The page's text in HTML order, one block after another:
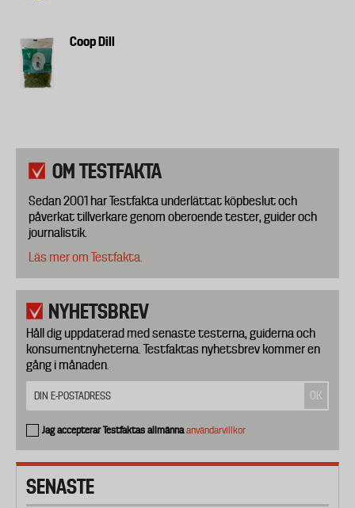
Coop Dill
OM TESTFAKTA
Sedan 2001 har Testfakta underlättat köpbeslut och
påverkat tillverkare genom oberoende tester, guider och
journalistik.
Läs mer om Testfakta.
NYHETSBREV
Håll dig uppdaterad med senaste testerna, guiderna och
konsumentnyheterna. Testfaktas nyhetsbrev kommer en
gång i månaden.
Jag accepterar Testfaktas allmännaanvändarvillkor
SENASTE